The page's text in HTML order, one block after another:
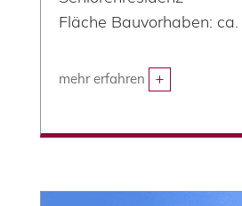
Fläche Bauvorhaben:
mehr erfahren